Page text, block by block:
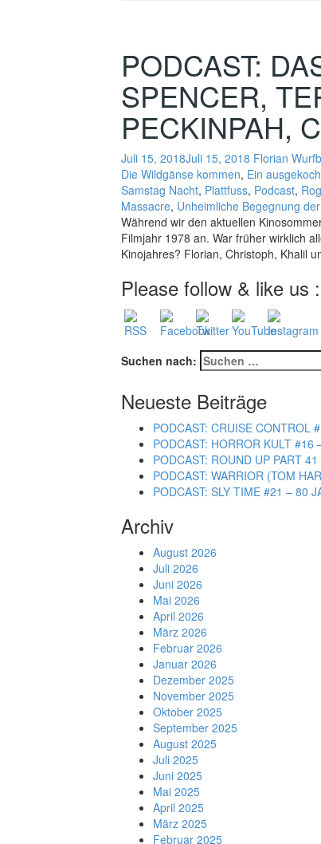
PODCAST:
SPENCER,
PECKINPAH,
Juli 15, 2018Juli 15, 2018 Florian
Die Wildgänse kommen, Ein
Samstag Nacht, Plattfuss, Podcast,
Massacre, Unheimliche Begegnung
Während wir den aktuellen
Filmjahr 1978 an. War früher wirklich
Kinojahres? Florian, Christoph, Khalil
Please follow & like us
Suchen nach:
Neueste Beiträge
PODCAST: CRUISE CONTROL
PODCAST: HORROR KULT #16
PODCAST: ROUND UP PART
PODCAST: WARRIOR (TOM
PODCAST: SLY TIME #21 – 80
Archiv
August 2026
Juli 2026
Juni 2026
Mai 2026
April 2026
März 2026
Februar 2026
Januar 2026
Dezember 2025
November 2025
Oktober 2025
September 2025
August 2025
Juli 2025
Juni 2025
Mai 2025
April 2025
März 2025
Februar 2025